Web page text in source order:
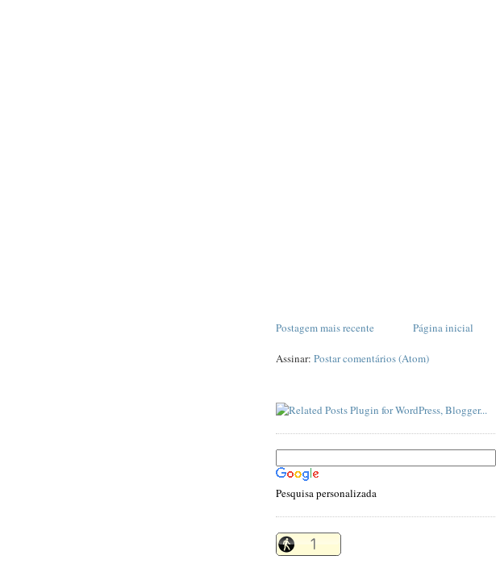
Postagem mais recente Página inicial
Assinar: Postar comentários (Atom)
Pesquisa personalizada